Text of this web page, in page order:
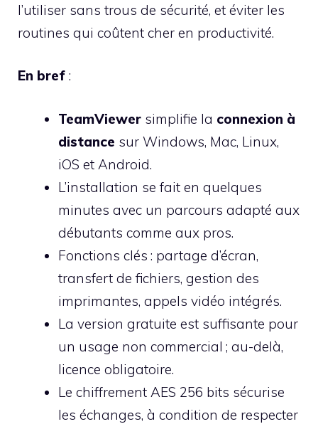
l’utiliser sans trous de sécurité, et éviter les
routines qui coûtent cher en productivité.
En bref :
TeamViewer simplifie la connexion à
distance sur Windows, Mac, Linux,
iOS et Android.
L’installation se fait en quelques
minutes avec un parcours adapté aux
débutants comme aux pros.
Fonctions clés : partage d’écran,
transfert de fichiers, gestion des
imprimantes, appels vidéo intégrés.
La version gratuite est suffisante pour
un usage non commercial ; au-delà,
licence obligatoire.
Le chiffrement AES 256 bits sécurise
les échanges, à condition de respecter